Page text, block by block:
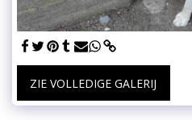
ZIE VOLLEDIGE GALERIJ